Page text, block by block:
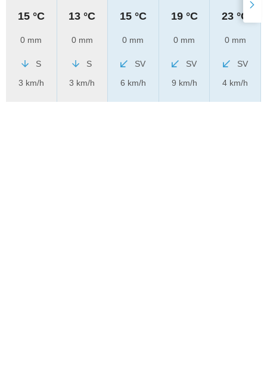
15 °C
0 mm
S
3 km/h
13 °C
0 mm
S
3 km/h
15 °C
0 mm
SV
6 km/h
19 °C
0 mm
SV
9 km/h
23 °C
0 mm
SV
4 km/h